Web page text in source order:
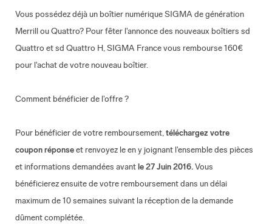
Vous possédez déjà un boîtier numérique SIGMA de génération
Merrill ou Quattro? Pour fêter l'annonce des nouveaux boîtiers sd
Quattro et sd Quattro H, SIGMA France vous rembourse 160€
pour l'achat de votre nouveau boîtier.
Comment bénéficier de l'offre ?
Pour bénéficier de votre remboursement,téléchargez votre
coupon réponseet renvoyez le en y joignant l'ensemble des pièces
et informations demandées avantle 27 Juin 2016.Vous
bénéficierez ensuite de votre remboursement dans un délai
maximum de 10 semaines suivant la réception de la demande
dûment complétée.